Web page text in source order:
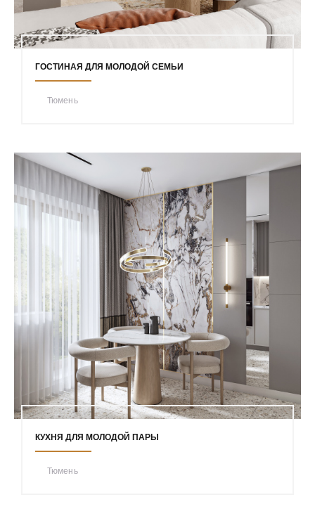
ГОСТИНАЯ ДЛЯ МОЛОДОЙ СЕМЬИ
Тюмень
КУХНЯ ДЛЯ МОЛОДОЙ ПАРЫ
Тюмень